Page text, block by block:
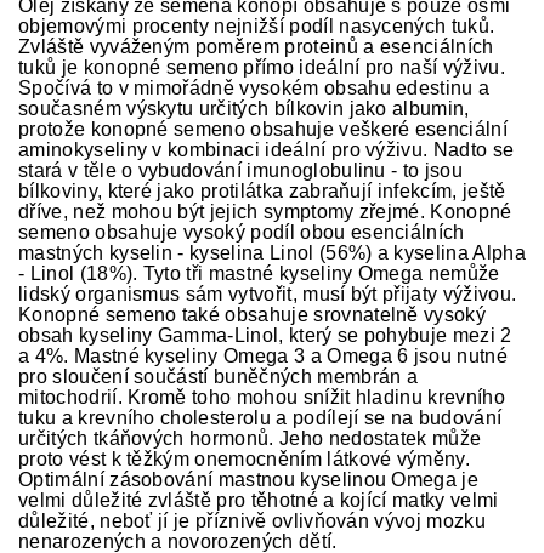
Olej získaný ze semena konopí obsahuje s pouze osmi
objemovými procenty nejnižší podíl nasycených tuků.
Zvláště vyváženým poměrem proteinů a esenciálních
tuků je konopné semeno přímo ideální pro naší výživu.
Spočívá to v mimořádně vysokém obsahu edestinu a
současném výskytu určitých bílkovin jako albumin,
protože konopné semeno obsahuje veškeré esenciální
aminokyseliny v kombinaci ideální pro výživu. Nadto se
stará v těle o vybudování imunoglobulinu - to jsou
bílkoviny, které jako protilátka zabraňují infekcím, ještě
dříve, než mohou být jejich symptomy zřejmé. Konopné
semeno obsahuje vysoký podíl obou esenciálních
mastných kyselin - kyselina Linol (56%) a kyselina Alpha
- Linol (18%). Tyto tři mastné kyseliny Omega nemůže
lidský organismus sám vytvořit, musí být přijaty výživou.
Konopné semeno také obsahuje srovnatelně vysoký
obsah kyseliny Gamma-Linol, který se pohybuje mezi 2
a 4%. Mastné kyseliny Omega 3 a Omega 6 jsou nutné
pro sloučení součástí buněčných membrán a
mitochodrií. Kromě toho mohou snížit hladinu krevního
tuku a krevního cholesterolu a podílejí se na budování
určitých tkáňových hormonů. Jeho nedostatek může
proto vést k těžkým onemocněním látkové výměny.
Optimální zásobování mastnou kyselinou Omega je
velmi důležité zvláště pro těhotné a kojící matky velmi
důležité, neboť jí je příznivě ovlivňován vývoj mozku
nenarozených a novorozených dětí.